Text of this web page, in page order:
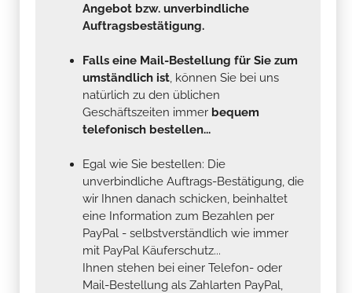
Angebot bzw. unverbindliche
Auftragsbestätigung.
Falls eine Mail-Bestellung für Sie zum
umständlich ist, können Sie bei uns
natürlich zu den üblichen
Geschäftszeiten immer bequem
telefonisch bestellen...
Egal wie Sie bestellen: Die
unverbindliche Auftrags-Bestätigung, die
wir Ihnen danach schicken, beinhaltet
eine Information zum Bezahlen per
PayPal - selbstverständlich wie immer
mit PayPal Käuferschutz...
Ihnen stehen bei einer Telefon- oder
Mail-Bestellung als Zahlarten PayPal,